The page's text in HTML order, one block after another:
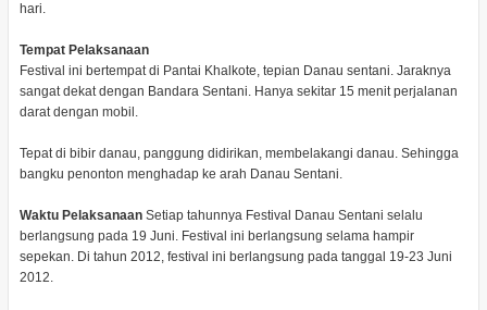
hari.
Tempat Pelaksanaan
Festival ini bertempat di Pantai Khalkote, tepian Danau sentani. Jaraknya
sangat dekat dengan Bandara Sentani. Hanya sekitar 15 menit perjalanan
darat dengan mobil.
Tepat di bibir danau, panggung didirikan, membelakangi danau. Sehingga
bangku penonton menghadap ke arah Danau Sentani.
Waktu Pelaksanaan Setiap tahunnya Festival Danau Sentani selalu
berlangsung pada 19 Juni. Festival ini berlangsung selama hampir
sepekan. Di tahun 2012, festival ini berlangsung pada tanggal 19-23 Juni
2012.